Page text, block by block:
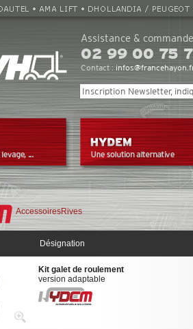
Assistance &
02 99 00 75
Contact :
AccessoiresRives
Désignation
Kit galet de roulement
version adaptable